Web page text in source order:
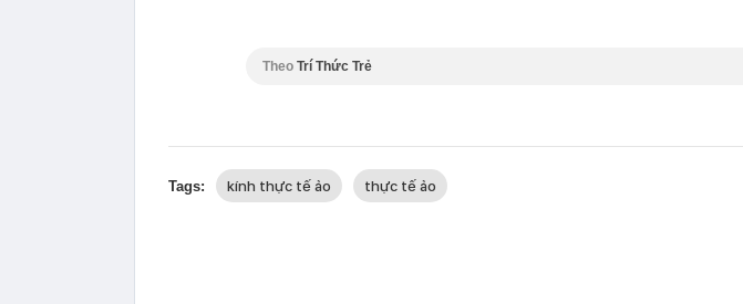
Theo Trí Thức Trẻ
Tags: kính thực tế ảo thực tế ảo